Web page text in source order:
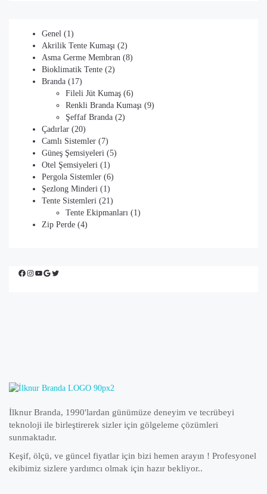
Genel 11
ürün
Akrilik Tente Kumaşı 22
ürün
Asma Germe Membran 88
Bioklimatik Tente 22
Branda 1717
ürün
Fileli Jüt Kumaş 66
ürün
Renkli Branda Kumaşı 99
Şeffaf Branda 22
Çadırlar 2020
ürün
Camlı Sistemler 77
ürün
Güneş Şemsiyeleri 55
Otel Şemsiyeleri 11
ürün
Pergola Sistemler 66
Şezlong Minderi 11
ürün
Tente Sistemleri 2121
ürün
Tente Ekipmanları 11
Zip Perde 44
Facebook
Instagram
YouTube
GoogleTwitter
İlknur Branda, 1990'lardan günümüze deneyim ve tecrübeyi
teknoloji ile birleştirerek sizler için gölgeleme çözümleri
sunmaktadır.
Keşif, ölçü, ve güncel fiyatlar için bizi hemen arayın ! Profesyonel
ekibimiz sizlere yardımcı olmak için hazır bekliyor..